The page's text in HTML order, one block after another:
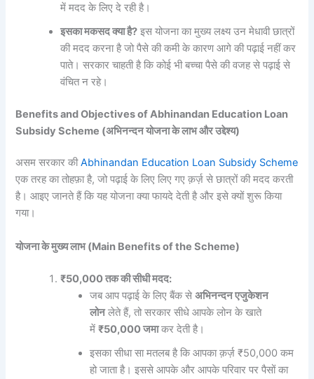
में मदद के लिए दे रही है।
इसका मकसद क्या है? इस योजना का मुख्य लक्ष्य उन मेधावी छात्रों
की मदद करना है जो पैसे की कमी के कारण आगे की पढ़ाई नहीं कर
पाते। सरकार चाहती है कि कोई भी बच्चा पैसे की वजह से पढ़ाई से
वंचित न रहे।
Benefits and Objectives of Abhinandan Education Loan
Subsidy Scheme (अभिनन्दन योजना के लाभ और उद्देश्य)
असम सरकार कीAbhinandan Education Loan Subsidy Scheme
एक तरह का तोहफ़ा है, जो पढ़ाई के लिए लिए गए क़र्ज़ से छात्रों की मदद करती
है। आइए जानते हैं कि यह योजना क्या फायदे देती है और इसे क्यों शुरू किया
गया।
योजना के मुख्य लाभ (Main Benefits of the Scheme)
₹50,000 तक की सीधी मदद:
जब आप पढ़ाई के लिए बैंक सेअभिनन्दन एजुकेशन
लोनलेते हैं, तो सरकार सीधे आपके लोन के खाते
में₹50,000 जमाकर देती है।
इसका सीधा सा मतलब है कि आपका क़र्ज़ ₹50,000 कम
हो जाता है। इससे आपके और आपके परिवार पर पैसों का